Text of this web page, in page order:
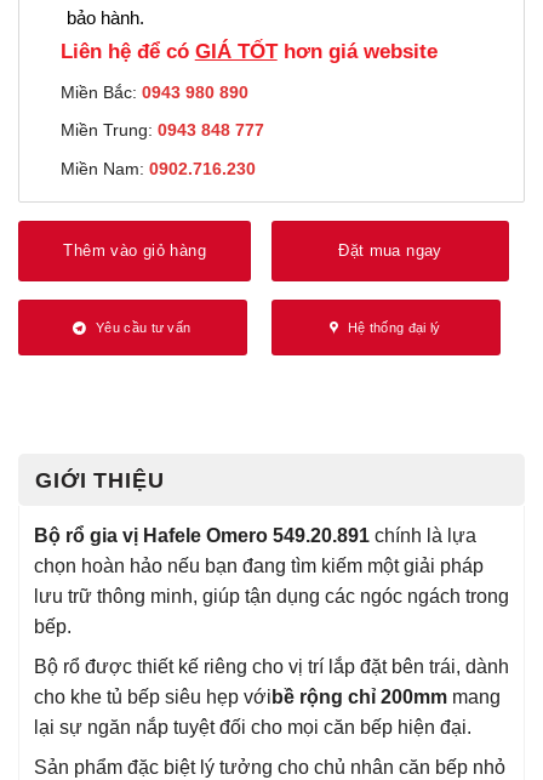
bảo hành.
Liên hệ để có GIÁ TỐThơn giá website
Miền Bắc: 0943 980 890
Miền Trung: 0943 848 777
Miền Nam: 0902.716.230
Thêm vào giỏ hàng Đặt mua ngay
Yêu cầu tư vấn Hệ thống đại lý
GIỚI THIỆU
Bộ rổ gia vị Hafele Omero 549.20.891 chính là lựa
chọn hoàn hảo nếu bạn đang tìm kiếm một giải pháp
lưu trữ thông minh, giúp tận dụng các ngóc ngách trong
bếp.
Bộ rổ được thiết kế riêng cho vị trí lắp đặt bên trái, dành
cho khe tủ bếp siêu hẹp với bề rộng chỉ 200mm mang
lại sự ngăn nắp tuyệt đối cho mọi căn bếp hiện đại.
Sản phẩm đặc biệt lý tưởng cho chủ nhân căn bếp nhỏ